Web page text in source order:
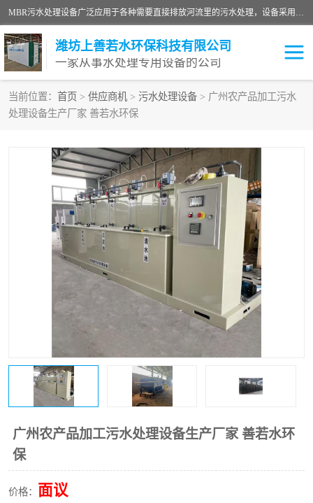
MBR污水处理设备广泛应用于各种需要直接排放河流里的污水处理，设备采用膜生物反应器（Membrane Bioreactor,简称MBR〕技术，取代了传统工艺中的二沉池，它可以*地进行固液分离，得到直接使用的稳定中水，又可在生物池内维持高浓度的微生物量，工艺剩余污泥少，极有效地去除氨氮，出水悬浮物和浊度接近于零，出水中细菌和病毒被大幅度去除，能耗低，占地面积小。
潍坊上善若水环保科技有限公司
一家从事水处理专用设备的公司
当前位置： 首页 > 供应商机 > 污水处理设备 > 广州农产品加工污水
处理设备生产厂家 善若水环保
广州农产品加工污水处理设备生产厂家 善若水环
保
价格： 面议
污水处理设备
生活污水处理设备 油墨污水处理设备
洗涤污水处理设备 实验室污水处理设备
诊所门诊污水处理设备 臭氧消毒设备
养殖污水处理设备 屠宰污水处理设备
一体化污水处理设备 食品制造业污水处理设备
医院辐射污水衰变池